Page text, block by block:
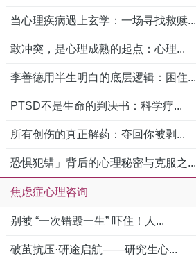
当心理疾病遇上玄学：一场寻找救赎...
敢冲突，是心理成熟的起点：心理...
李善德用半生明白的底层逻辑：困住...
PTSD不是生命的判决书：科学疗...
所有创伤的真正解药：夺回你被剥...
恐惧犯错」背后的心理秘密与克服之...
焦虑症心理咨询
别被 “一次错毁一生” 吓住！人...
破茧抗压·研途启航——研究生心...